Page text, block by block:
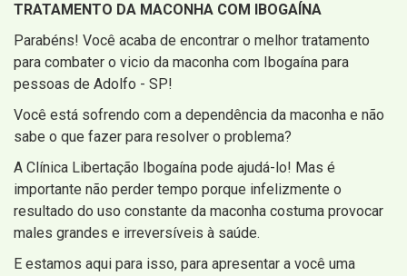
TRATAMENTO DA MACONHA COM IBOGAÍNA
Parabéns! Você acaba de encontrar o melhor tratamento
para combater o vicio da maconha com Ibogaína para
pessoas de Adolfo - SP!
Você está sofrendo com a dependência da maconha e não
sabe o que fazer para resolver o problema?
A Clínica Libertação Ibogaína pode ajudá-lo! Mas é
importante não perder tempo porque infelizmente o
resultado do uso constante da maconha costuma provocar
males grandes e irreversíveis à saúde.
E estamos aqui para isso, para apresentar a você uma